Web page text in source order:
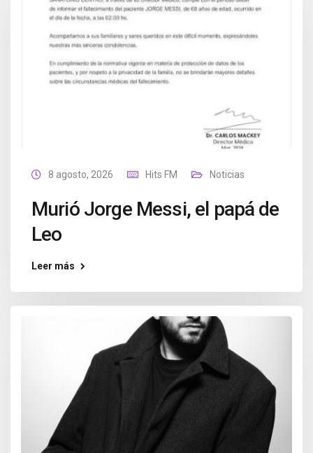
8 agosto, 2026 Hits FM Noticias
Murió Jorge Messi, el papá de
Leo
Leer más